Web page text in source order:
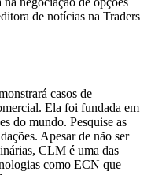
de notícias na Traders
casos de
Ela foi fundada em
do mundo. Pesquise as
Apesar de não ser
CLM é uma das
como ECN que